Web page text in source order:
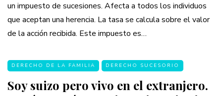
un impuesto de sucesiones. Afecta a todos los individuos
que aceptan una herencia. La tasa se calcula sobre el valor
de la acción recibida. Este impuesto es…
DERECHO DE LA FAMILIA DERECHO SUCESORIO
Soy suizo pero vivo en el extranjero.